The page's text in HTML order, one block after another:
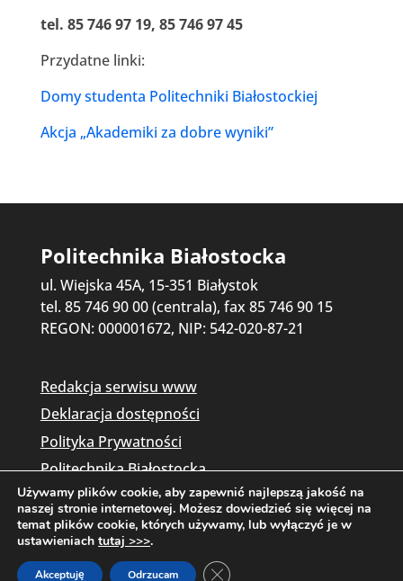
tel. 85 746 97 19, 85 746 97 45
Przydatne linki:
Domy studenta Politechniki Białostockiej
Akcja „Akademiki za dobre wyniki”
Politechnika Białostocka
ul. Wiejska 45A, 15-351 Białystok
tel. 85 746 90 00 (centrala), fax 85 746 90 15
REGON: 000001672, NIP: 542-020-87-21
Redakcja serwisu www
Deklaracja dostępności
Polityka Prywatności
Politechnika Białostocka
Używamy plików cookie, aby zapewnić najlepszą jakość na
naszej stronie internetowej. Możesz dowiedzieć się więcej na
temat plików cookie, których używamy, lub wyłączyć je w
ustawieniach tutaj >>>.
Akceptuję Odrzucam Zamknij panel powiadomień o